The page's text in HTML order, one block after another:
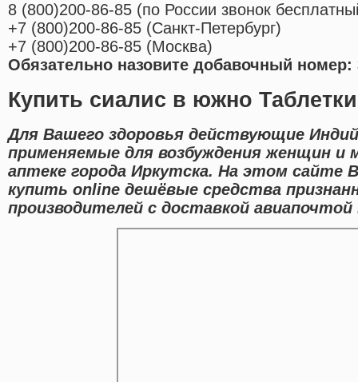
8 (800)200-86-85 (по России звонок
+7 (800)200-86-85 (Санкт-Петербург)
+7 (800)200-86-85 (Москва)
Обязательно назовите добавочный номер:
Купить сиалис в южно
Для Вашего здоровья действующие
применяемые для возбуждения женщин и
аптеке города Иркутска. На этом
купить online дешёвые средства
производителей с доставкой авиапочтой